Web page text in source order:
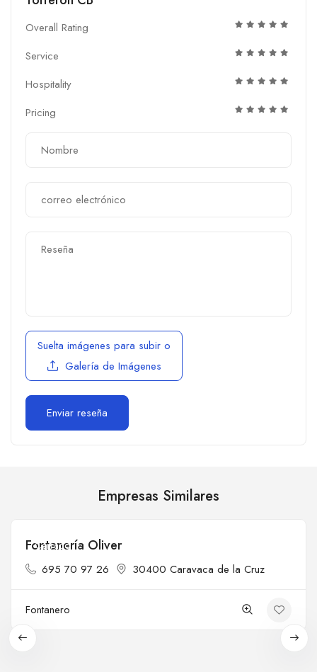
Overall Rating
Service
Hospitality
Pricing
Suelta imágenes para subir o
Galería de Imágenes
Empresas Similares
Cerrado
Fontanería Oliver
695 70 97 26 30400 Caravaca de la Cruz
Fontanero